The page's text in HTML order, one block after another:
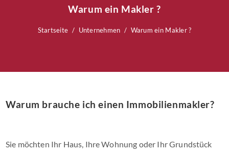
Warum ein Makler ?
Startseite Unternehmen Warum ein Makler ?
Warum brauche ich einen Immobilienmakler?
Sie möchten Ihr Haus, Ihre Wohnung oder Ihr Grundstück